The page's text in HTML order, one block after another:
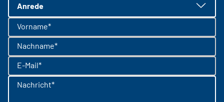
Anrede
Vorname*
Nachname*
E-Mail*
Nachricht*